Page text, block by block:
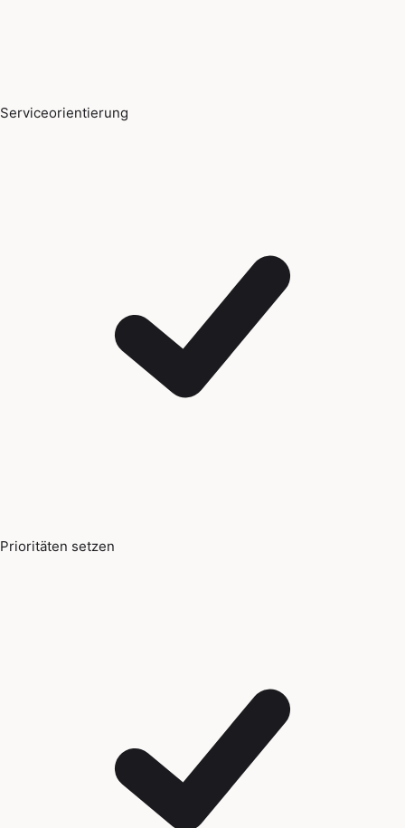
Serviceorientierung
Prioritäten setzen